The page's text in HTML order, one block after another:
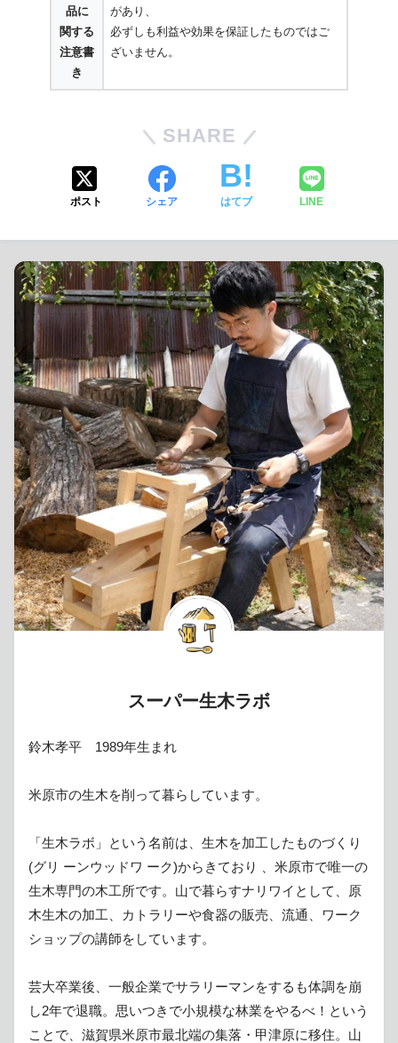
品に
関する
注意書
き
があり、
必ずしも利益や効果を保証したものではご
ざいません。
SHARE
ポスト シェア はてブ LINE
スーパー生木ラボ
鈴木孝平 1989年生まれ
米原市の生木を削って暮らしています。
「生木ラボ」という名前は、生木を加工したものづくり
(グリ ーンウッドワ ーク)からきており 、米原市で唯一の
生木専門の木工所です。山で暮らすナリワイとして、原
木生木の加工、カトラリーや食器の販売、流通、ワーク
ショップの講師をしています。
芸大卒業後、一般企業でサラリーマンをするも体調を崩
し2年で退職。思いつきで小規模な林業をやるべ！という
ことで、滋賀県米原市最北端の集落・甲津原に移住。山